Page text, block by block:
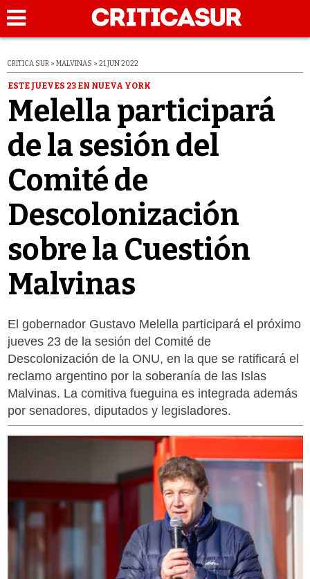
CRITICA SUR » MALVINAS » 21 JUN 2022
ESTE JUEVES 23 EN NUEVA YORK
Melella participará
de la sesión del
Comité de
Descolonización
sobre la Cuestión
Malvinas
El gobernador Gustavo Melella participará el próximo
jueves 23 de la sesión del Comité de
Descolonización de la ONU, en la que se ratificará el
reclamo argentino por la soberanía de las Islas
Malvinas. La comitiva fueguina es integrada además
por senadores, diputados y legisladores.